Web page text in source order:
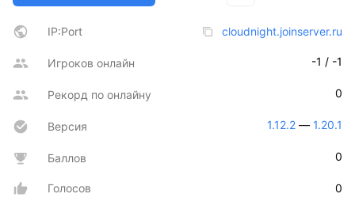
IP:Port cloudnight.joinserver.ru
Игроков онлайн -1 / -1
Рекорд по онлайну 0
Версия 1.12.2 — 1.20.1
Баллов 0
Голосов 0